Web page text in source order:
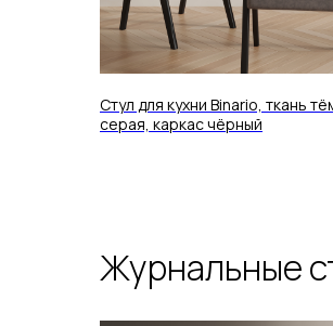
Стул для кухни Binario, ткань
серая, каркас чёрный
Журнальные